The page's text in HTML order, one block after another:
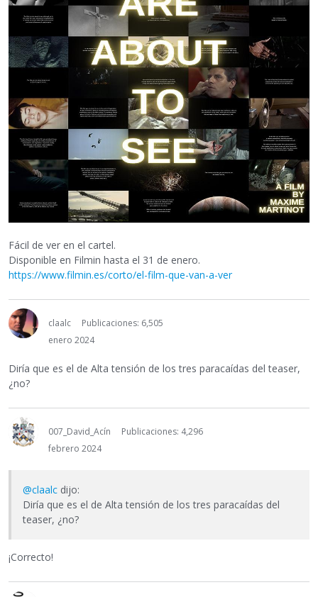
Fácil de ver en el cartel.
Disponible en Filmin hasta el 31 de enero.
https://www.filmin.es/corto/el-film-que-van-a-ver
claalc
Publicaciones: 6,505
enero 2024
Diría que es el de Alta tensión de los tres paracaídas del teaser,
¿no?
007_David_Acín
Publicaciones: 4,296
febrero 2024
@claalc dijo:
Diría que es el de Alta tensión de los tres paracaídas del
teaser, ¿no?
¡Correcto!